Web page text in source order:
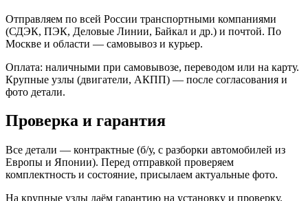
Отправляем по всей России транспортными компаниями
(СДЭК, ПЭК, Деловые Линии, Байкал и др.) и почтой. По
Москве и области — самовывоз и курьер.
Оплата: наличными при самовывозе, переводом или на карту.
Крупные узлы (двигатели, АКПП) — после согласования и
фото детали.
Проверка и гарантия
Все детали — контрактные (б/у, с разборки автомобилей из
Европы и Японии). Перед отправкой проверяем
комплектность и состояние, присылаем актуальные фото.
На крупные узлы даём гарантию на установку и проверку.